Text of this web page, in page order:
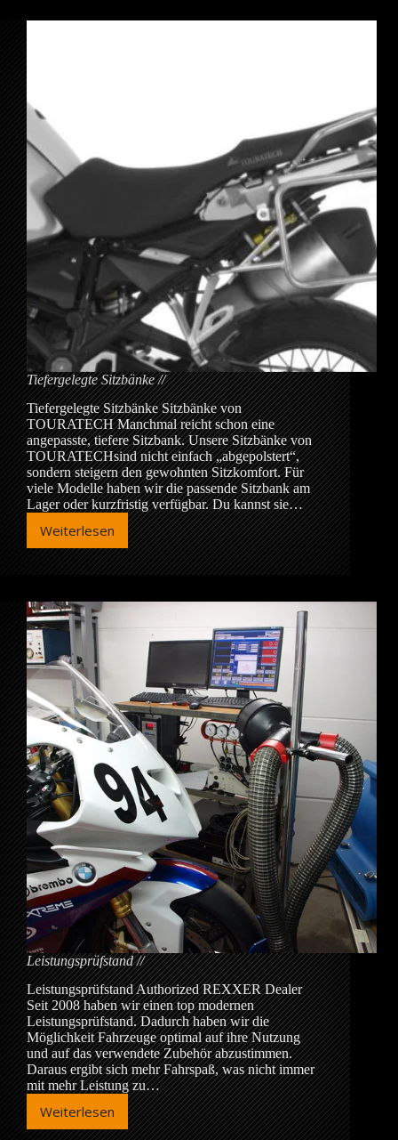
Tiefergelegte Sitzbänke
Tiefergelegte Sitzbänke Sitzbänke von
TOURATECH Manchmal reicht schon eine
angepasste, tiefere Sitzbank. Unsere Sitzbänke von
TOURATECHsind nicht einfach „abgepolstert“,
sondern steigern den gewohnten Sitzkomfort. Für
viele Modelle haben wir die passende Sitzbank am
Lager oder kurzfristig verfügbar. Du kannst sie…
WeiterlesenTiefergelegte
Sitzbänke
Leistungsprüfstand
Leistungsprüfstand Authorized REXXER Dealer
Seit 2008 haben wir einen top modernen
Leistungsprüfstand. Dadurch haben wir die
Möglichkeit Fahrzeuge optimal auf ihre Nutzung
und auf das verwendete Zubehör abzustimmen.
Daraus ergibt sich mehr Fahrspaß, was nicht immer
mit mehr Leistung zu…
WeiterlesenLeistungsprüfstand